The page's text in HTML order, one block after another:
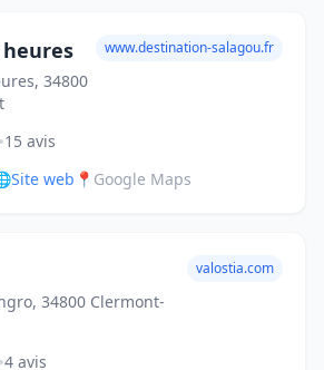
heures
34800
www.destination-salagou.fr
•15 avis
Site web 📍 Google Maps
34800 Clermont-
valostia.com
•4 avis